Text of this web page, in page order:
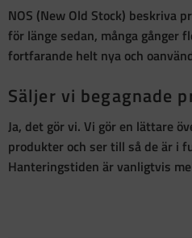
NOS (New Old Stock) beskriva
för länge sedan, många gånger
fortfarande helt nya och
Säljer vi begagnade
Ja, det gör vi. Vi gör en lättare
produkter och ser till så de är i
Hanteringstiden är vanligtvis